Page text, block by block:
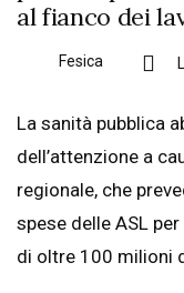
al fianco dei
Fesica
La sanità pubblica
dell’attenzione a
regionale, che
spese delle ASL
di oltre 100 milioni